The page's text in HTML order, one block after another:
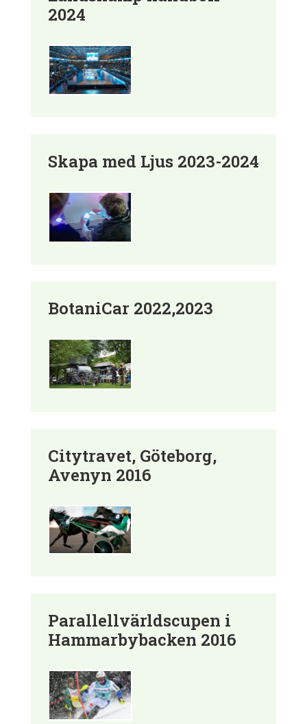
2024
Skapa med Ljus 2023-2024
BotaniCar 2022,2023
Citytravet, Göteborg,
Avenyn 2016
Parallellvärldscupen i
Hammarbybacken 2016